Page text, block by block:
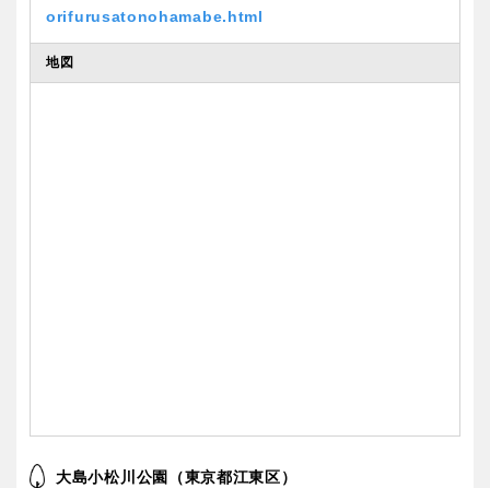
orifurusatonohamabe.html
地図
大島小松川公園（東京都江東区）